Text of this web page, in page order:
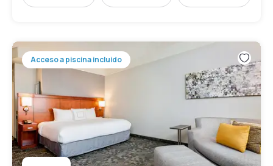
Acceso a piscina incluido